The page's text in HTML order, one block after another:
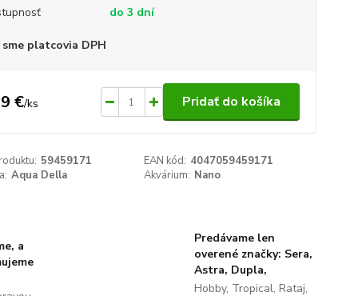
do 3 dní
sme platcovia DPH
€/ks Pridať do košíka
59459171 EAN kód: 4047059459171
Aqua Della Akvárium: Nano
a
Predávame len
overené značky: Sera,
Astra, Dupla,
Hobby, Tropical, Rataj,